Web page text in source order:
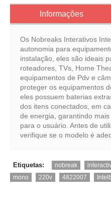
Informações
Os Nobreaks Interativos
autonomia para
instalação, eles são ideais
roteadores, TVs, Home
equipamentos de Pdv e
proteger os equipamentos
eles possuem baterias
dos itens conectados, em
de energia, garantindo
para o usuário. Antes de
verifique se o modelo é
Etiquetas: nobreak
mono 220v 4822007